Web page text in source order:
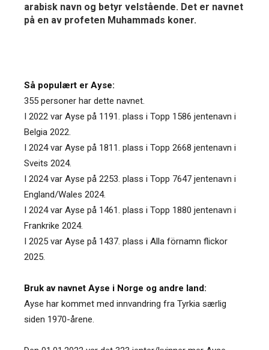
arabisk navn og betyr velstående. Det er navnet
på en av profeten Muhammads koner.
Så populært er Ayse:
355 personer har dette navnet.
I 2022 var Ayse på 1191. plass i Topp 1586 jentenavn i
Belgia 2022.
I 2024 var Ayse på 1811. plass i Topp 2668 jentenavn i
Sveits 2024.
I 2024 var Ayse på 2253. plass i Topp 7647 jentenavn i
England/Wales 2024.
I 2024 var Ayse på 1461. plass i Topp 1880 jentenavn i
Frankrike 2024.
I 2025 var Ayse på 1437. plass i Alla förnamn flickor
2025.
Bruk av navnet Ayse i Norge og andre land:
Ayse har kommet med innvandring fra Tyrkia særlig
siden 1970-årene.